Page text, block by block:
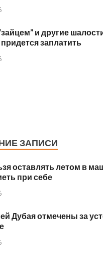
и другие
заплатить
ЗАПИСИ
оставлять летом в
при себе
Дубая отмечены за